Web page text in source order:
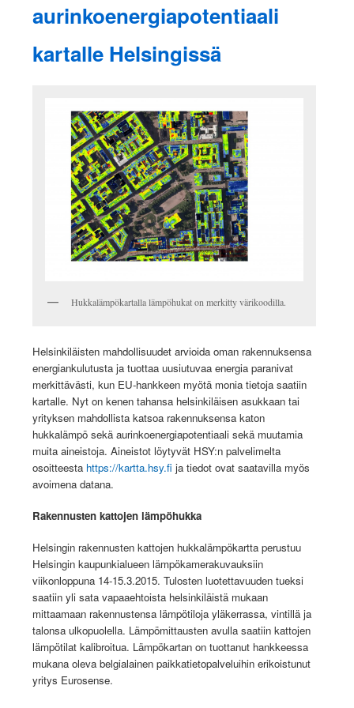
aurinkoenergiapotentiaali
kartalle Helsingissä
Hukkalämpökartalla lämpöhukat on merkitty värikoodilla.
Helsinkiläisten mahdollisuudet arvioida oman rakennuksensa
energiankulutusta ja tuottaa uusiutuvaa energia paranivat
merkittävästi, kun EU-hankkeen myötä monia tietoja saatiin
kartalle. Nyt on kenen tahansa helsinkiläisen asukkaan tai
yrityksen mahdollista katsoa rakennuksensa katon
hukkalämpö sekä aurinkoenergiapotentiaali sekä muutamia
muita aineistoja. Aineistot löytyvät HSY:n palvelimelta
osoitteesta https://kartta.hsy.fi ja tiedot ovat saatavilla myös
avoimena datana.
Rakennusten kattojen lämpöhukka
Helsingin rakennusten kattojen hukkalämpökartta perustuu
Helsingin kaupunkialueen lämpökamerakuvauksiin
viikonloppuna 14-15.3.2015. Tulosten luotettavuuden tueksi
saatiin yli sata vapaaehtoista helsinkiläistä mukaan
mittaamaan rakennustensa lämpötiloja yläkerrassa, vintillä ja
talonsa ulkopuolella. Lämpömittausten avulla saatiin kattojen
lämpötilat kalibroitua. Lämpökartan on tuottanut hankkeessa
mukana oleva belgialainen paikkatietopalveluihin erikoistunut
yritys Eurosense.